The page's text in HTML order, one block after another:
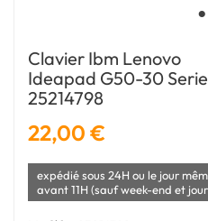
Clavier Ibm Lenovo
Ideapad G50-30
25214798
22,00 €
expédié sous 24H ou le jour
avant 11H (sauf week-end et